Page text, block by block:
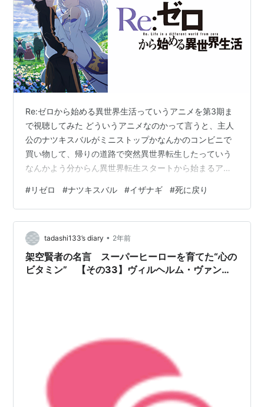
Re:ゼロから始める異世界生活っていうアニメを第3期ま
で視聴してみた どういうアニメなのかって言うと、主人
公のナツキスバルがミニストップかなんかのコンビニで
買い物して、帰りの道路で突然異世界転生したっていう
なんかよう分からん異世界転生スタートから始まるアニ
に戻り」という権能を使うことで、ある程度のスタート
地点からもう一度やり直せるっていう力だけは備わって
いるみたいです 最初死に戻りっていうのはなんや？って
想像したかもしれませんが 早い話がこれはNARUTOでい
うところのイザナギを連続発動です うちは一族の禁術で
あり、その中でも最も最強の術が…
#リゼロ #ナツキスバル #イザナギ #死に戻り
tadashi133’s diary • 2年前
架空賢者の名言 スーパーヒーローを育てた“心の
ビタミン” 【その33】ヴィルヘルム・ヴァン・